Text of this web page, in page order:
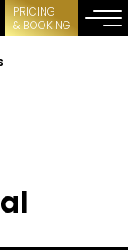
PRICING
& BOOKING